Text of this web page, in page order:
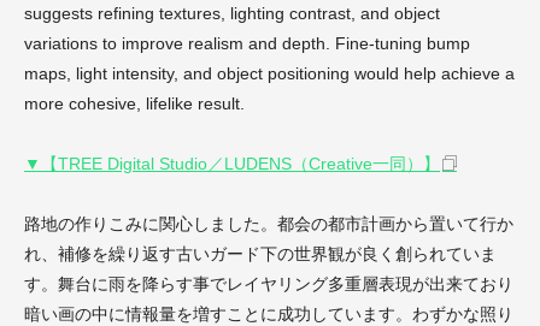
suggests refining textures, lighting contrast, and object
variations to improve realism and depth. Fine-tuning bump
maps, light intensity, and object positioning would help achieve a
more cohesive, lifelike result.
▼【TREE Digital Studio／LUDENS（Creative一同）】
路地の作りこみに関心しました。都会の都市計画から置いて行か
れ、補修を繰り返す古いガード下の世界観が良く創られていま
す。舞台に雨を降らす事でレイヤリング多重層表現が出来ており
暗い画の中に情報量を増すことに成功しています。わずかな照り